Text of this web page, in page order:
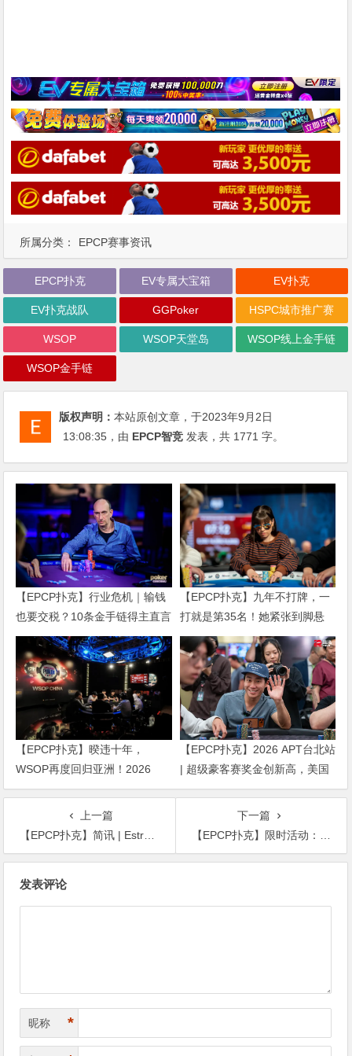
所属分类： EPCP赛事资讯
EPCP扑克 EV专属大宝箱 EV扑克
EV扑克战队 GGPoker HSPC城市推广赛
WSOP WSOP天堂岛 WSOP线上金手链
WSOP金手链
版权声明：本站原创文章，于2023年9月2日
13:08:35 ，由 EPCP智竞 发表，共 1771 字。
【EPCP扑克】行业危机｜输钱
也要交税？10条金手链得主直言
“扛不住”，主动砍掉四分之三比
赛
【EPCP扑克】九年不打牌，一
打就是第35名！她紧张到脚悬
空，但全世界以为她很淡定
【EPCP扑克】暌违十年，
WSOP再度回归亚洲！2026
APL济州站6月19-28日盛大登
【EPCP扑克】2026 APT台北站
| 超级豪客赛奖金创新高，美国
选手Ethan “Rampage” Yau领跑
上一篇
【EPCP扑克】简讯 | Estrellas巡回赛Lucien Cohen主赛登顶，孙云升豪客赛收获季军
下一篇
【EPCP扑克】限时活动：前注德扑疯狂红包雨 见者有份靓牌奖励红包雨加倍
发表评论
昵称 *